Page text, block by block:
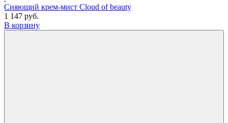
Сияющий крем-мист Cloud of beauty
1 147 руб.
В корзину